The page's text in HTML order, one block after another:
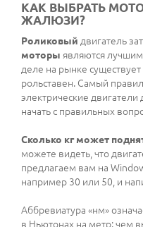
КАК ВЫБРАТЬ
ЖАЛЮЗИ?
Роликовый двигатель
моторы являются
деле на рынке
рольставен. Самый
электрические двигатели
начать с правильных
Сколько кг может
можете видеть, что
предлагаем вам на
например 30 или 50, и
Аббревиатура «нм»
в Ньютонах на метр: чем